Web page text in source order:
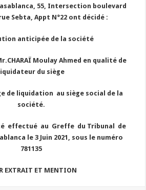
55, Intersection boulevard
Sebta, Appt N°22 ont décidé :
anticipée de la société
Moulay Ahmed en qualité de
liquidateur du siège
de liquidation au siège social de la
société.
effectué au Greffe du Tribunal de
le 3 Juin 2021, sous le numéro
781135
EXTRAIT ET MENTION